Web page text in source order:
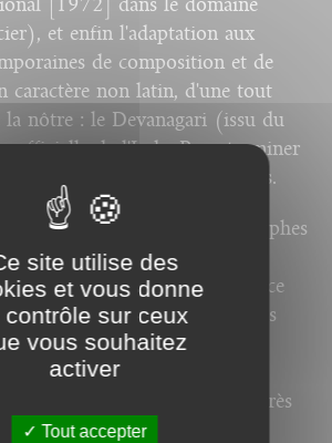
[1972] dans le domaine
et enfin l'adaptation aux
de composition et de
caractère non latin, d'une tout
nôtre : le Devanagari (issu du
officielle de l'Inde. Pour terminer
il aborde la création des logos.
l'un des plus grands typographes
cet enseignement « à bâtons
le résumé de son expérience
considérant avant tout (et très
un maillon d'une chaîne
maillons avant lui dont il est
l'héritier, et des maillons après
les jeunes générations de
site utilise des
et vous donne
contrôle sur ceux
vous souhaitez
activer
Tout accepter